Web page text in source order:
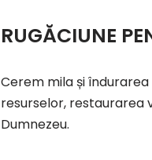
RUGĂCIUNE
Cerem mila și
resurselor, restaurarea
Dumnezeu.